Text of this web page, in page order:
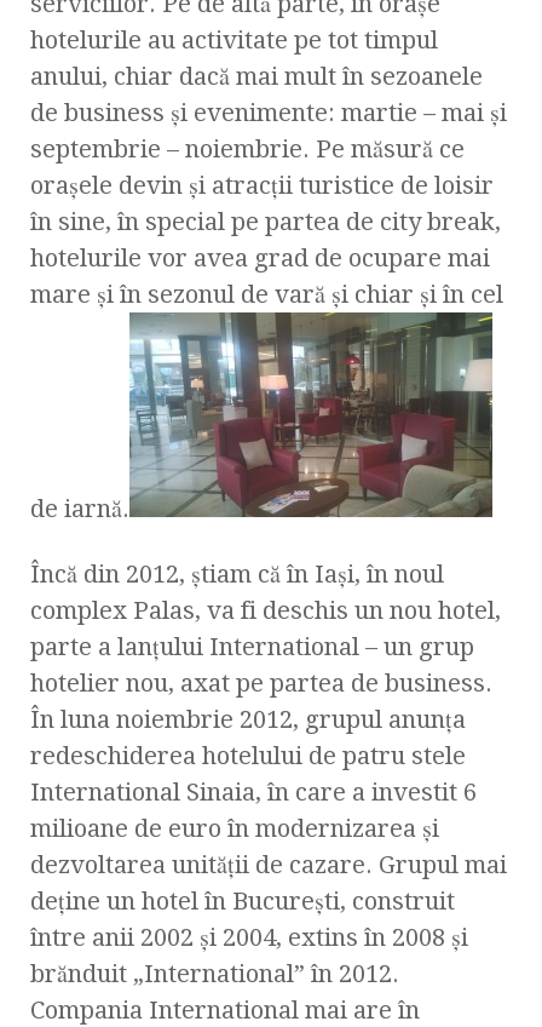
hotelurile au activitate pe tot timpul
anului, chiar dacă mai mult în sezoanele
de business şi evenimente: martie – mai şi
septembrie – noiembrie. Pe măsură ce
oraşele devin şi atracţii turistice de loisir
în sine, în special pe partea de city break,
hotelurile vor avea grad de ocupare mai
mare şi în sezonul de vară şi chiar şi în cel
de iarnă.
Încă din 2012, ştiam că în Iaşi, în noul
complex Palas, va fi deschis un nou hotel,
parte a lanţului International – un grup
hotelier nou, axat pe partea de business.
În luna noiembrie 2012, grupul anunţa
redeschiderea hotelului de patru stele
International Sinaia, în care a investit 6
milioane de euro în modernizarea şi
dezvoltarea unităţii de cazare. Grupul mai
deţine un hotel în Bucureşti, construit
între anii 2002 şi 2004, extins în 2008 şi
brănduit „International” în 2012.
Compania International mai are în